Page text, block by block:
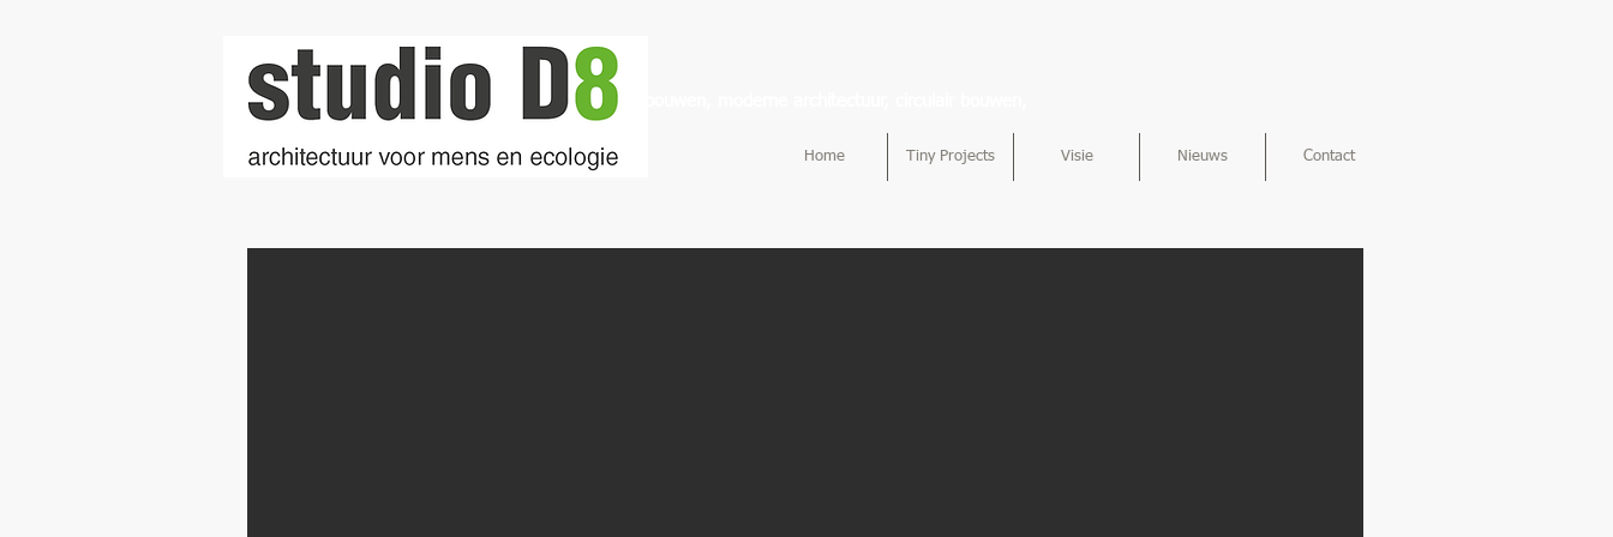
Duurzaam wonen, Ecologisch bouwen, duurzaam bouwen, moderne architectuur, circulair bouwen,
Home Tiny Projects Visie Nieuws Contact